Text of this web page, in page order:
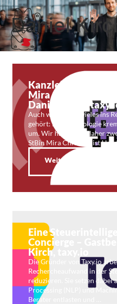
Daniel
Kanzleifunk 79:
Mira Christian
Daniel Kirch
Auch wenn noch vieles ins
gehört: Die Technologie
um. Wir haben uns daher
StBin Mira Christian ist Head
Weiterlesen
Eine
Concierge –
Kirch, taxy.io
Die Gründer von Taxy.io
Rechercheaufwand in der
reduzieren. Sie setzen dabei
Processing (NLP) und
Berater entlasten und …